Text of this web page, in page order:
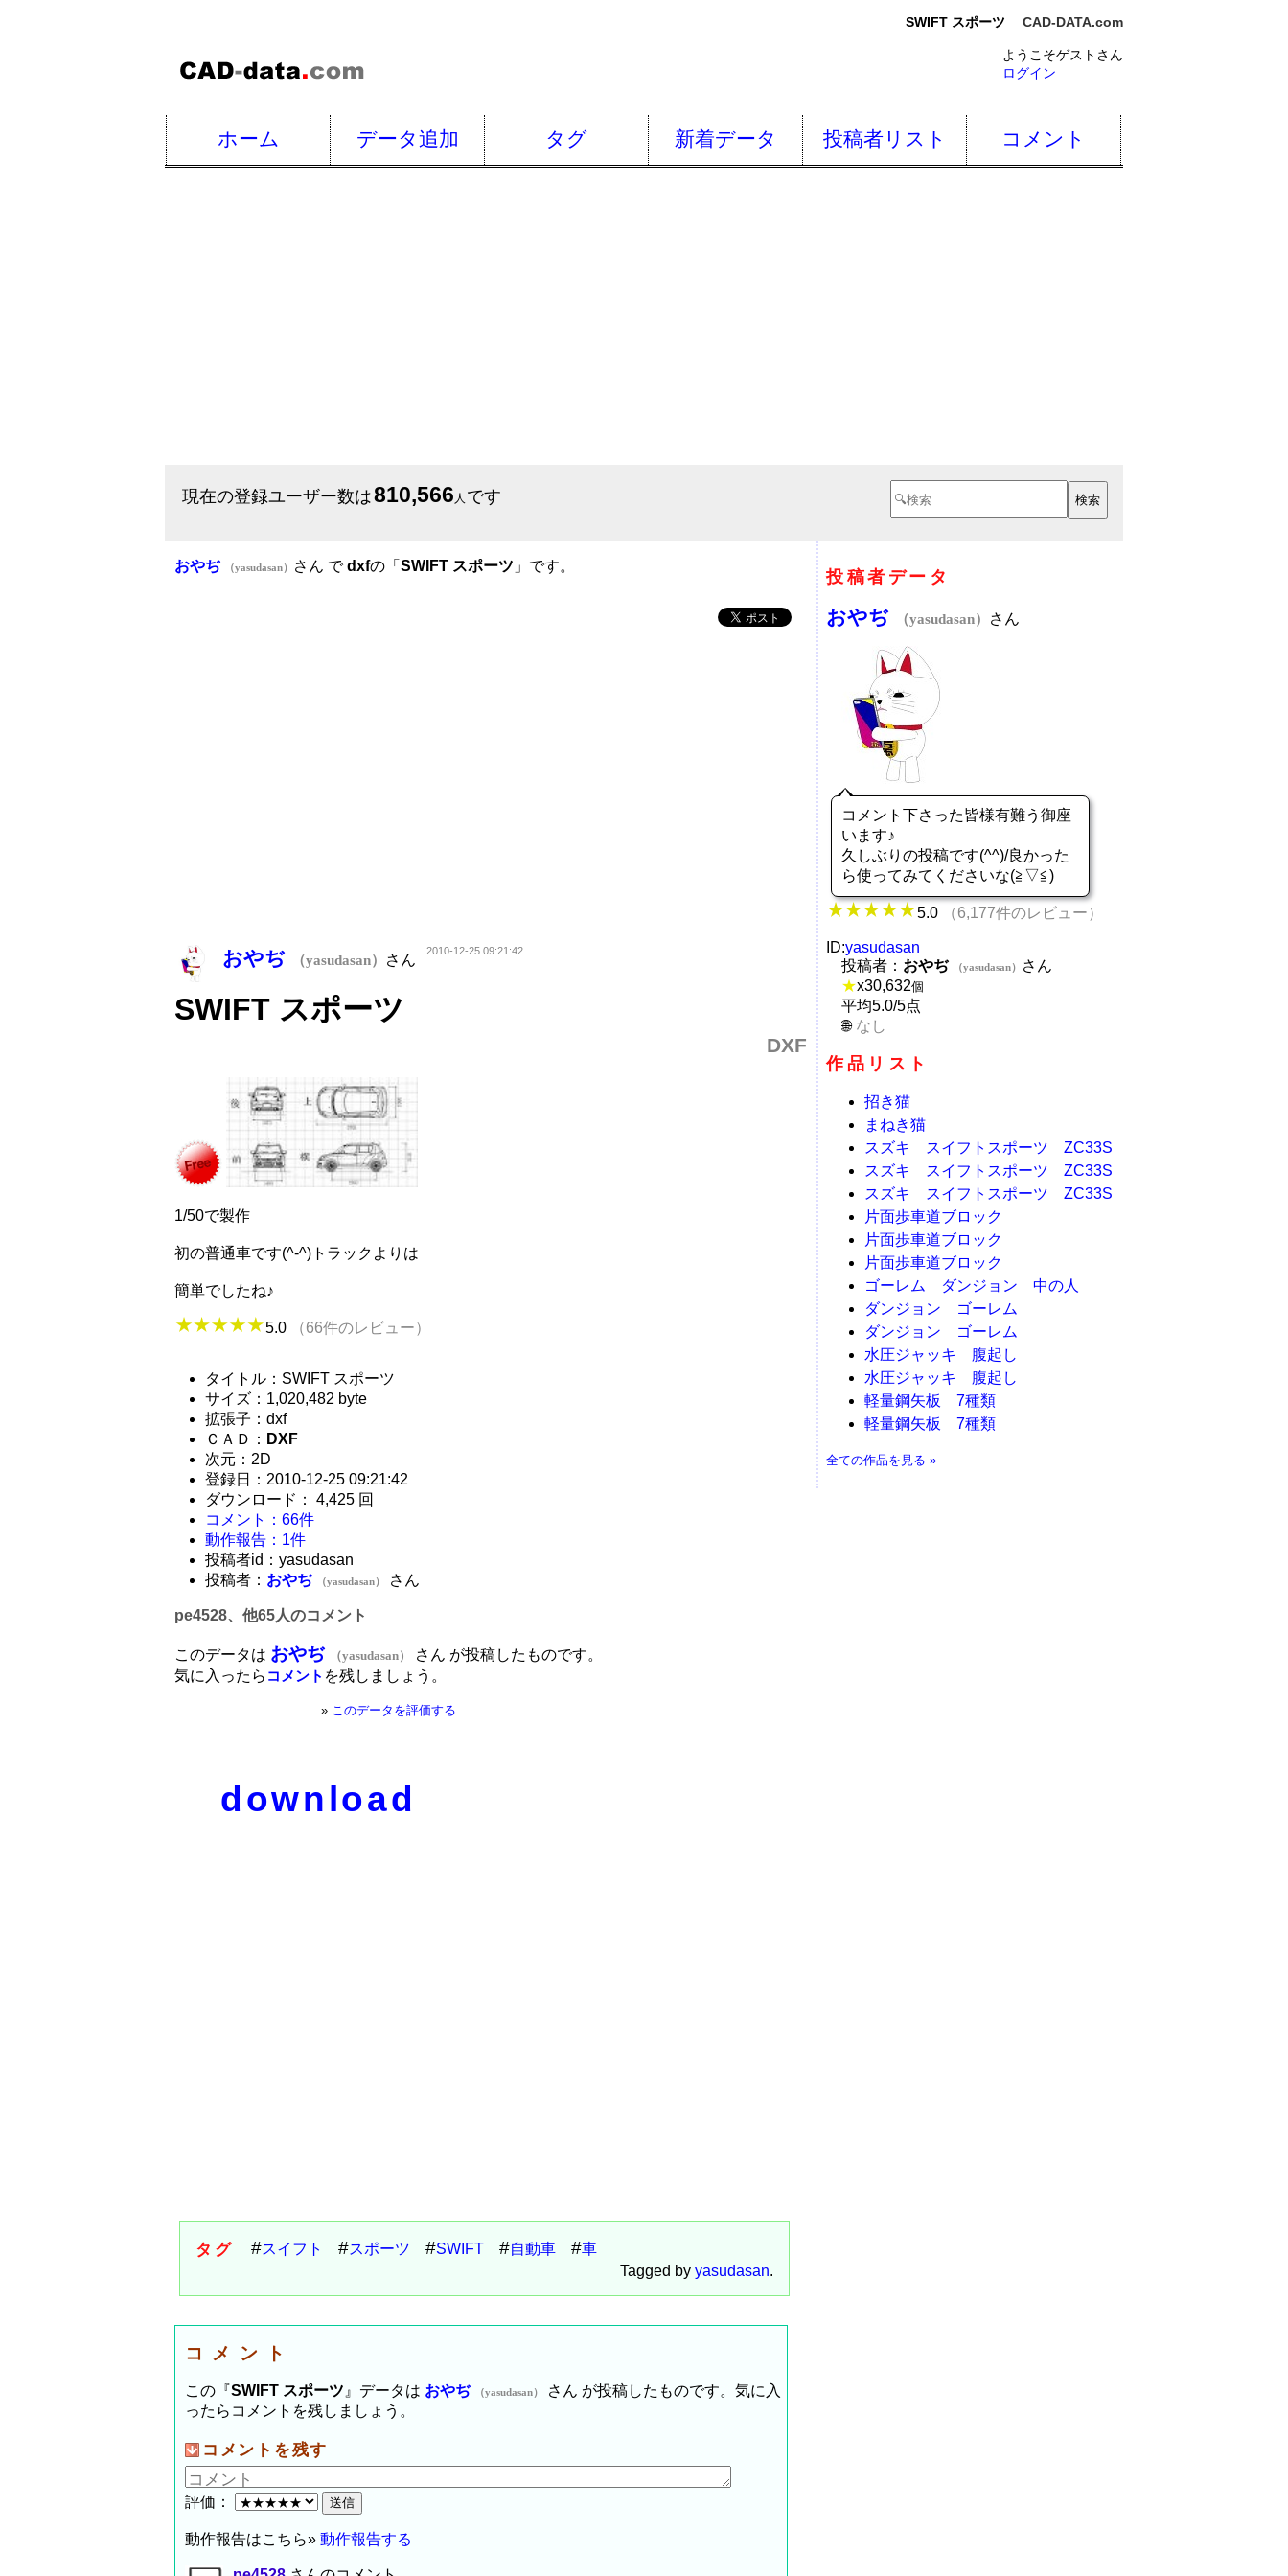
SWIFT スポーツ CAD-DATA.com
ようこそゲストさん
ログイン
ホーム データ追加 タグ 新着データ 投稿者リスト コメント
現在の登録ユーザー数は810,566 人 です
おやぢ （yasudasan） さん でdxfの「 SWIFT スポーツ 」です。
おやぢ （yasudasan） さん
2010-12-25 09:21:42
SWIFT スポーツ
DXF
1/50で製作
初の普通車です(^-^)トラックよりは
簡単でしたね♪
5.0 （66件のレビュー）
タイトル：SWIFT スポーツ
サイズ：1,020,482 byte
拡張子：dxf
ＣＡＤ： DXF
次元：2D
登録日：2010-12-25 09:21:42
ダウンロード： 4,425 回
コメント：66件
動作報告：1件
投稿者id：yasudasan
投稿者： おやぢ （yasudasan） さん
pe4528、他65人のコメント
このデータは おやぢ （yasudasan）
さん が投稿したものです。
気に入ったら コメント を残しましょう。
» このデータを評価する
download
タグ スイフト スポーツ SWIFT 自動車
車
Tagged by yasudasan.
コメント
この『SWIFT スポーツ 』データは おやぢ （yasudasan）
さん が投稿したものです。気に入
ったらコメントを残しましょう。
コメントを残す
評価：
動作報告はこちら» 動作報告する
投稿者データ
おやぢ （yasudasan） さん
コメント下さった皆様有難う御座
います♪
久しぶりの投稿です(^^)/良かった
ら使ってみてくださいな(≧▽≦)
5.0 （6,177件のレビュー）
ID:yasudasan
投稿者： おやぢ （yasudasan）
さん
★x30,632個
平均5.0/5点
なし
作品リスト
招き猫
まねき猫
スズキ スイフトスポーツ ZC33S
スズキ スイフトスポーツ ZC33S
スズキ スイフトスポーツ ZC33S
片面歩車道ブロック
片面歩車道ブロック
片面歩車道ブロック
ゴーレム ダンジョン 中の人
ダンジョン ゴーレム
ダンジョン ゴーレム
水圧ジャッキ 腹起し
水圧ジャッキ 腹起し
軽量鋼矢板 7種類
軽量鋼矢板 7種類
全ての作品を見る »